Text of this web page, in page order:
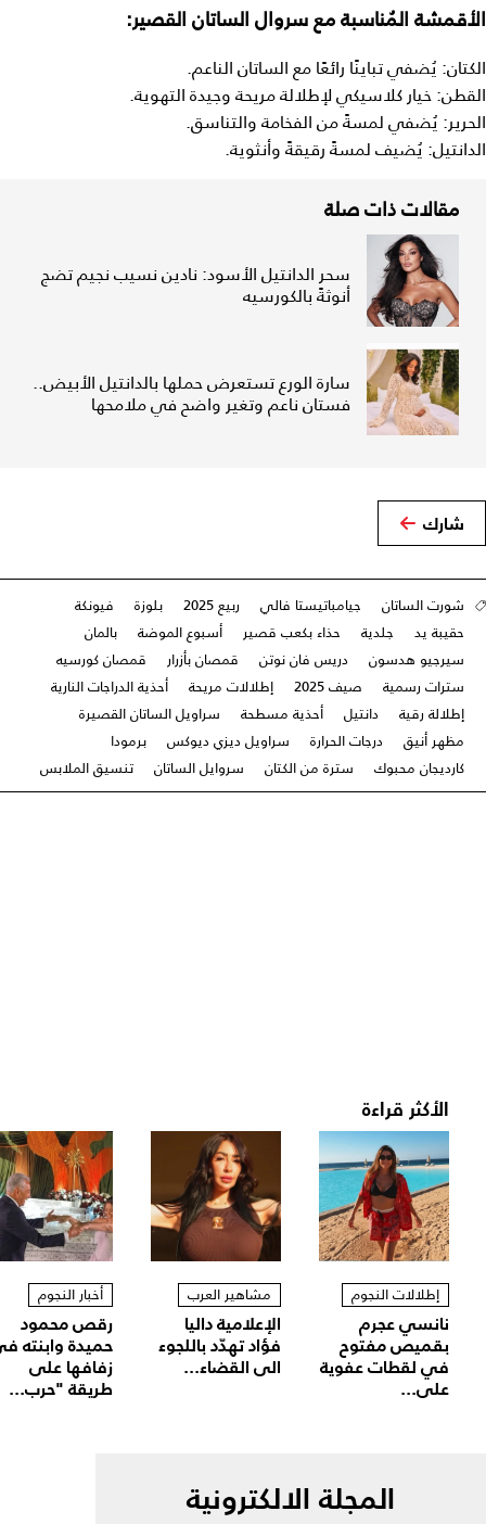
الأقمشة المُناسبة مع سروال الساتان القصير:
الكتان: يُضفي تباينًا رائعًا مع الساتان الناعم.
القطن: خيار كلاسيكي لإطلالة مريحة وجيدة التهوية.
الحرير: يُضفي لمسةً من الفخامة والتناسق.
الدانتيل: يُضيف لمسةً رقيقةً وأنثوية.
مقالات ذات صلة
سحر الدانتيل الأسود: نادين نسيب نجيم تضج
أنوثةً بالكورسيه
سارة الورع تستعرض حملها بالدانتيل الأبيض..
فستان ناعم وتغير واضح في ملامحها
شارك
شورت الساتان جيامباتيستا فالي ربيع 2025 بلوزة
فيونكة
حقيبة يد
جلدية حذاء بكعب قصير أسبوع الموضة
بالمان
سيرجيو هدسون
دريس فان نوتن قمصان بأزرار
قمصان كورسيه
سترات رسمية
صيف 2025 إطلالات مريحة
أحذية الدراجات النارية
إطلالة رقية
دانتيل أحذية مسطحة
سراويل الساتان القصيرة
مظهر أنيق
درجات الحرارة سراويل ديزي ديوكس
برمودا
كارديجان محبوك
سترة من الكتان سروايل الساتان تنسيق الملابس
الأكثر قراءة
إطلالات النجوم
نانسي عجرم
بقميص مفتوح
في لقطات عفوية
على...
مشاهير العرب
الإعلامية داليا
فؤاد تهدّد باللجوء
الى القضاء...
أخبار النجوم
رقص محمود
حميدة وابنته
زفافها على
طريقة "حرب...
المجلة الالكترونية